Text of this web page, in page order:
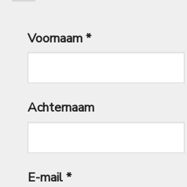
Voornaam*
Achternaam
E-mail*